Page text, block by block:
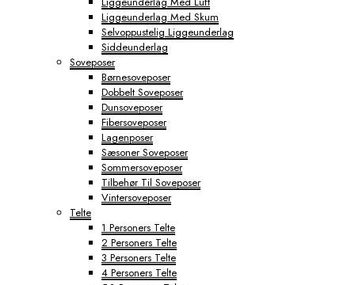
Liggeunderlag Med Skum
Selvoppustelig Liggeunderlag
Siddeunderlag
Soveposer
Børnesoveposer
Dobbelt Soveposer
Dunsoveposer
Fibersoveposer
Lagenposer
Sæsoner Soveposer
Sommersoveposer
Tilbehør Til Soveposer
Vintersoveposer
Telte
1 Personers Telte
2 Personers Telte
3 Personers Telte
4 Personers Telte